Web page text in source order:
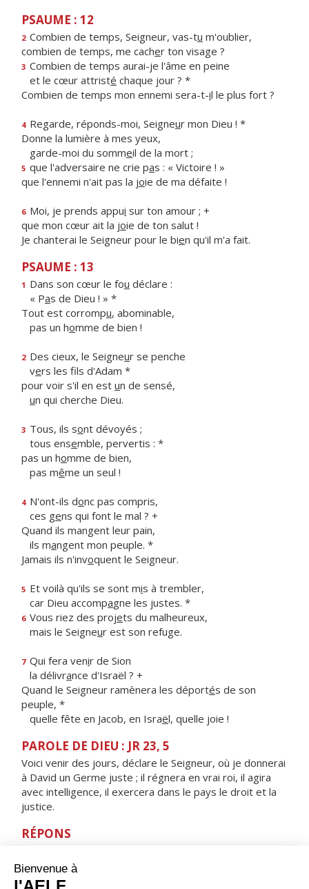
PSAUME : 12
2 Combien de temps, Seigneur, vas-tu m'oublier,
combien de temps, me cacher ton visage ?
3 Combien de temps aurai-je l'âme en peine
et le cœur attristé chaque jour ? *
Combien de temps mon ennemi sera-t-il le plus fort ?
4 Regarde, réponds-moi, Seigneur mon Dieu ! *
Donne la lumière à mes yeux,
garde-moi du sommeil de la mort ;
5 que l'adversaire ne crie pas : « Victoire ! »
que l'ennemi n'ait pas la joie de ma défaite !
6 Moi, je prends appui sur ton amour ; +
que mon cœur ait la joie de ton salut !
Je chanterai le Seigneur pour le bien qu'il m'a fait.
PSAUME : 13
1 Dans son cœur le fou déclare :
« Pas de Dieu ! » *
Tout est corrompu, abominable,
pas un homme de bien !
2 Des cieux, le Seigneur se penche
vers les fils d'Adam *
pour voir s'il en est un de sensé,
un qui cherche Dieu.
3 Tous, ils sont dévoyés ;
tous ensemble, pervertis : *
pas un homme de bien,
pas même un seul !
4 N'ont-ils donc pas compris,
ces gens qui font le mal ? +
Quand ils mangent leur pain,
ils mangent mon peuple. *
Jamais ils n'invoquent le Seigneur.
5 Et voilà qu'ils se sont mis à trembler,
car Dieu accompagne les justes. *
6 Vous riez des projets du malheureux,
mais le Seigneur est son refuge.
7 Qui fera venir de Sion
la délivrance d'Israël ? +
Quand le Seigneur ramènera les déportés de son
peuple, *
quelle fête en Jacob, en Israël, quelle joie !
PAROLE DE DIEU : JR 23, 5
Voici venir des jours, déclare le Seigneur, où je donnerai
à David un Germe juste ; il régnera en vrai roi, il agira
avec intelligence, il exercera dans le pays le droit et la
justice.
RÉPONS
et tous les rois de la terre, sa gloire.